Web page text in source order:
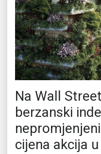
Na Wall
berzanski
cijena akcija